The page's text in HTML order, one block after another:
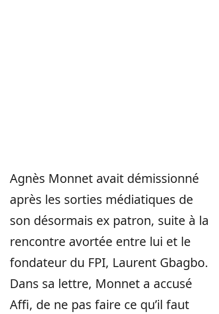
Agnès Monnet avait démissionné
après les sorties médiatiques de
son désormais ex patron, suite à la
rencontre avortée entre lui et le
fondateur du FPI, Laurent Gbagbo.
Dans sa lettre, Monnet a accusé
Affi, de ne pas faire ce qu’il faut